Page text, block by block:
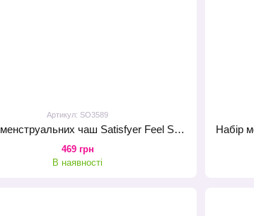
Артикул: SO3589
Набір менструальних чаш Satisfyer Feel Secure (dark green), 15мл і 20мл, мішечок для зберігання
469 грн
В наявності